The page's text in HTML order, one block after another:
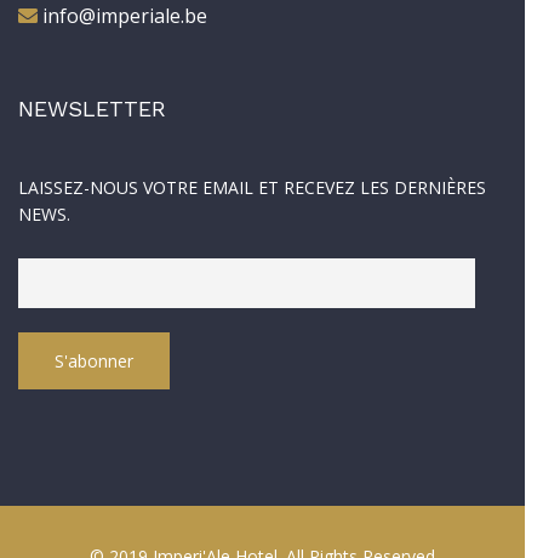
info@imperiale.be
NEWSLETTER
LAISSEZ-NOUS VOTRE EMAIL ET RECEVEZ LES DERNIÈRES
NEWS.